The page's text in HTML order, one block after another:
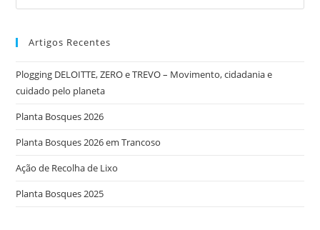
Artigos Recentes
Plogging DELOITTE, ZERO e TREVO – Movimento, cidadania e
cuidado pelo planeta
Planta Bosques 2026
Planta Bosques 2026 em Trancoso
Ação de Recolha de Lixo
Planta Bosques 2025